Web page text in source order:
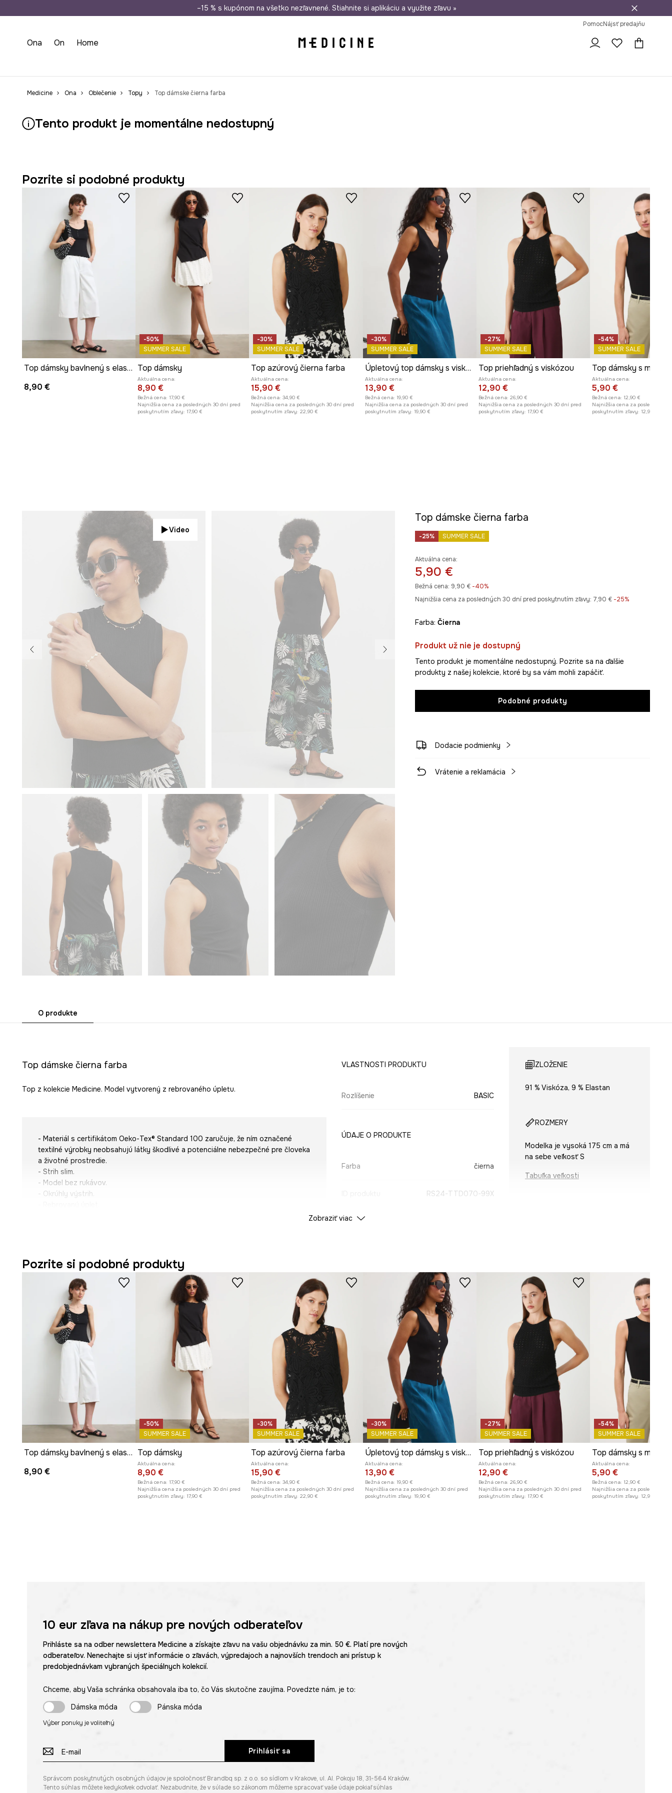
Doprava zadarmo od 50 € Odoslanie aj do 24 hodín 30 dní na vrátenie tovaru
–15 % s kupónom na všetko nezľavnené. Stiahnite si aplikáciu a využite zľavu »
PomocNájsť predajňu
Ona On Home
Medicine Ona Oblečenie Topy Top dámske čierna farba
Tento produkt je momentálne nedostupný
Pozrite si podobné produkty
Top dámsky bavlnený s elastanom hladký
8,90 €
-50%
SUMMER SALE
Top dámsky
Aktuálna cena:
8,90 €
Bežná cena: 17,90 €
Najnižšia cena za posledných 30 dní pred
poskytnutím zľavy: 17,90 €
-30%
SUMMER SALE
Top azúrový čierna farba
Aktuálna cena:
15,90 €
Bežná cena: 34,90 €
Najnižšia cena za posledných 30 dní pred
poskytnutím zľavy: 22,90 €
-30%
SUMMER SALE
Úpletový top dámsky s viskózou
Aktuálna cena:
13,90 €
Bežná cena: 19,90 €
Najnižšia cena za posledných 30 dní pred
poskytnutím zľavy: 19,90 €
-27%
SUMMER SALE
Top priehľadný s viskózou
Aktuálna cena:
12,90 €
Bežná cena: 26,90 €
Najnižšia cena za posledných 30 dní pred
poskytnutím zľavy: 17,90 €
-54%
SUMMER SALE
Top dámsky s
Aktuálna cena:
5,90 €
Bežná cena: 12,90 €
Najnižšia cena za posledných
poskytnutím zľavy: 12,90 €
Video
Top dámske čierna farba
-25% SUMMER SALE
Aktuálna cena:
5,90 €
Bežná cena: 9,90 €-40%
Najnižšia cena za posledných 30 dní pred poskytnutím zľavy: 7,90 € -25%
Farba: čierna
Produkt už nie je dostupný
Tento produkt je momentálne nedostupný. Pozrite sa na ďalšie
produkty z našej kolekcie, ktoré by sa vám mohli zapáčiť.
Podobné produkty
Dodacie podmienky
Vrátenie a reklamácia
O produkte
Top dámske čierna farba
Top z kolekcie Medicine. Model vytvorený z rebrovaného úpletu.
- Materiál s certifikátom Oeko-Tex® Standard 100 zaručuje, že ním označené
textilné výrobky neobsahujú látky škodlivé a potenciálne nebezpečné pre človeka
a životné prostredie.
- Strih slim.
- Model bez rukávov.
- Okrúhly výstrih.
VLASTNOSTI PRODUKTU
Rozlíšenie BASIC
ÚDAJE O PRODUKTE
Farba čierna
RS24-TTD070-99X
Výrobca
ZLOŽENIE
91 % Viskóza, 9 % Elastan
ROZMERY
Modelka je vysoká 175 cm a má
na sebe veľkosť S
Tabuľka veľkosti
Zobraziť viac
Pozrite si podobné produkty
Top dámsky bavlnený s elastanom hladký
8,90 €
-50%
SUMMER SALE
Top dámsky
Aktuálna cena:
8,90 €
Bežná cena: 17,90 €
Najnižšia cena za posledných 30 dní pred
poskytnutím zľavy: 17,90 €
-30%
SUMMER SALE
Top azúrový čierna farba
Aktuálna cena:
15,90 €
Bežná cena: 34,90 €
Najnižšia cena za posledných 30 dní pred
poskytnutím zľavy: 22,90 €
-30%
SUMMER SALE
Úpletový top dámsky s viskózou
Aktuálna cena:
13,90 €
Bežná cena: 19,90 €
Najnižšia cena za posledných 30 dní pred
poskytnutím zľavy: 19,90 €
-27%
SUMMER SALE
Top priehľadný s viskózou
Aktuálna cena:
12,90 €
Bežná cena: 26,90 €
Najnižšia cena za posledných 30 dní pred
poskytnutím zľavy: 17,90 €
-54%
SUMMER SALE
Top dámsky s
Aktuálna cena:
5,90 €
Bežná cena: 12,90 €
Najnižšia cena za posledných
poskytnutím zľavy: 12,90 €
10 eurzľava na nákup pre nových odberateľov
Prihláste sa na odber newslettera Medicine a získajte zľavu na vašu objednávku za min. 50 €. Platí pre nových
odberateľov. Nenechajte si ujsť informácie o zľavách, výpredajoch a najnovších trendoch ani prístup k
predobjednávkam vybraných špeciálnych kolekcií.
Chceme, aby Vaša schránka obsahovala iba to, čo Vás skutočne zaujíma. Povedzte nám, je to:
Dámska móda
Pánska móda
Výber ponuky je voliteľný
Prihlásiť sa
Správcom poskytnutých osobných údajov je spoločnosť Brandbq sp. z o.o. so sídlom v Krakove, ul. Al. Pokoju 18, 31-564 Kraków.
Tento súhlas môžete kedykoľvek odvolať. Nezabudnite, že v súlade so zákonom môžeme spracovať vaše údaje pokiaľ súhlas